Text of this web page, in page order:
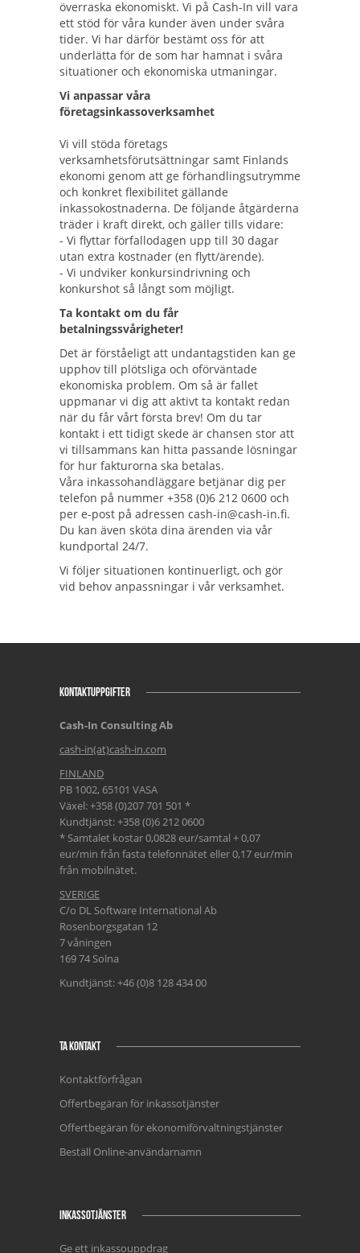
överraska ekonomiskt. Vi på Cash-In vill vara
ett stöd för våra kunder även under svåra
tider. Vi har därför bestämt oss för att
underlätta för de som har hamnat i svåra
situationer och ekonomiska utmaningar.
Vi anpassar våra
företagsinkassoverksamhet
Vi vill stöda företags
verksamhetsförutsättningar samt Finlands
ekonomi genom att ge förhandlingsutrymme
och konkret flexibilitet gällande
inkassokostnaderna. De följande åtgärderna
träder i kraft direkt, och gäller tills vidare:
- Vi flyttar förfallodagen upp till 30 dagar
utan extra kostnader (en flytt/ärende).
- Vi undviker konkursindrivning och
konkurshot så långt som möjligt.
Ta kontakt om du får
betalningssvårigheter!
Det är förståeligt att undantagstiden kan ge
upphov till plötsliga och oförväntade
ekonomiska problem. Om så är fallet
uppmanar vi dig att aktivt ta kontakt redan
när du får vårt första brev! Om du tar
kontakt i ett tidigt skede är chansen stor att
vi tillsammans kan hitta passande lösningar
för hur fakturorna ska betalas.
Våra inkassohandläggare betjänar dig per
telefon på nummer +358 (0)6 212 0600 och
per e-post på adressen cash-in@cash-in.fi.
Du kan även sköta dina ärenden via vår
kundportal 24/7.
Vi följer situationen kontinuerligt, och gör
vid behov anpassningar i vår verksamhet.
KONTAKTUPPGIFTER
Cash-In Consulting Ab
cash-in(at)cash-in.com
FINLAND
PB 1002, 65101 VASA
Växel: +358 (0)207 701 501 *
Kundtjänst: +358 (0)6 212 0600
* Samtalet kostar 0,0828 eur/samtal + 0,07
eur/min från fasta telefonnätet eller 0,17 eur/min
från mobilnätet.
SVERIGE
C/o DL Software International Ab
Rosenborgsgatan 12
7 våningen
169 74 Solna
Kundtjänst: +46 (0)8 128 434 00
TA KONTAKT
Kontaktförfrågan
Offertbegäran för inkassotjänster
Offertbegäran för ekonomiförvaltningstjänster
Beställ Online-användarnamn
INKASSOTJÄNSTER
Ge ett inkassouppdrag